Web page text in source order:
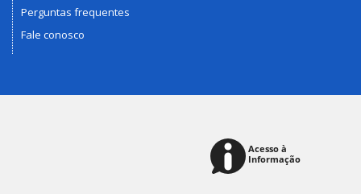
Perguntas frequentes
Fale conosco